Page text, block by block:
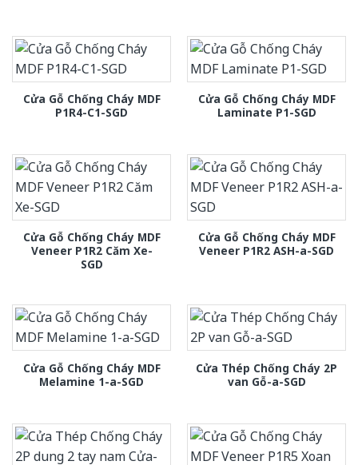
Cửa Gỗ Chống Cháy MDF
P1R4-C1-SGD
Cửa Gỗ Chống Cháy MDF
Laminate P1-SGD
Cửa Gỗ Chống Cháy MDF
Veneer P1R2 Căm Xe-
SGD
Cửa Gỗ Chống Cháy MDF
Veneer P1R2 ASH-a-SGD
Cửa Gỗ Chống Cháy MDF
Melamine 1-a-SGD
Cửa Thép Chống Cháy 2P
van Gỗ-a-SGD